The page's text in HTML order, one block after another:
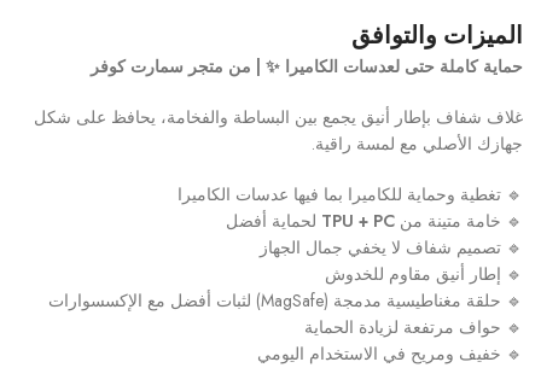
الميزات والتوافق
حماية كاملة حتى لعدسات الكاميرا ✨ | من متجر سمارت كوفر
غلاف شفاف بإطار أنيق يجمع بين البساطة والفخامة، يحافظ على شكل
جهازك الأصلي مع لمسة راقية.
🔹 تغطية وحماية للكاميرا بما فيها عدسات الكاميرا
🔹 خامة متينة من TPU + PC لحماية أفضل
🔹 تصميم شفاف لا يخفي جمال الجهاز
🔹 إطار أنيق مقاوم للخدوش
🔹 حلقة مغناطيسية مدمجة (MagSafe) لثبات أفضل مع الإكسسوارات
🔹 حواف مرتفعة لزيادة الحماية
🔹 خفيف ومريح في الاستخدام اليومي